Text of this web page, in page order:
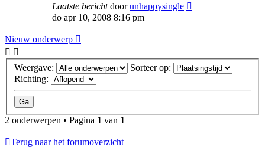
Laatste berichtdoorunhappysingle
do apr 10, 2008 8:16 pm
Nieuw onderwerp
Weergave:
Sorteer op:
Richting:
2 onderwerpen • Pagina 1 van 1
Terug naar het forumoverzicht